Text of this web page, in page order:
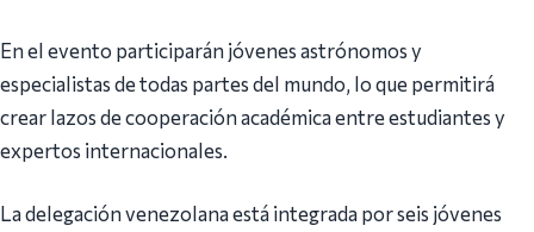
En el evento participarán jóvenes astrónomos y
especialistas de todas partes del mundo, lo que permitirá
crear lazos de cooperación académica entre estudiantes y
expertos internacionales.
La delegación venezolana está integrada por seis jóvenes